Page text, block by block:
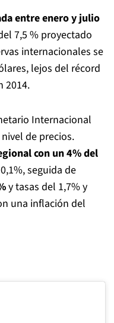
entre enero y julio
7,5 % proyectado
internacionales se
lejos del récord
2014.
Internacional
de precios.
con un 4% del
seguida de
y tasas del 1,7% y
una inflación del